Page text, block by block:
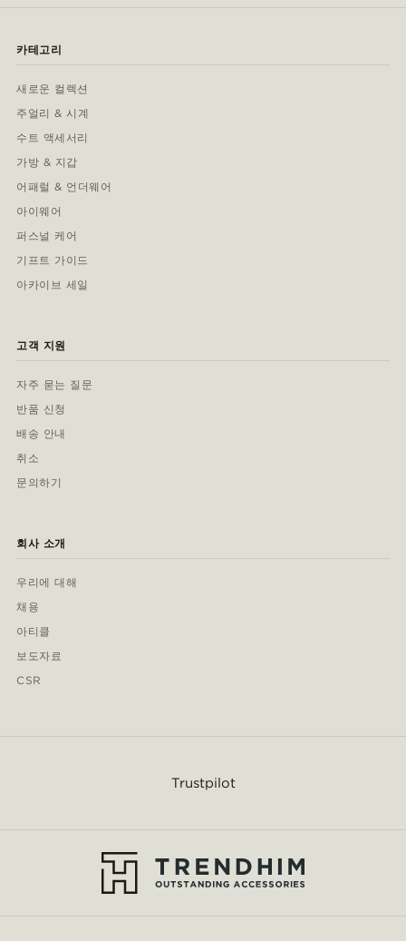
카테고리
새로운 컬렉션
주얼리 & 시계
수트 액세서리
가방 & 지갑
어패럴 & 언더웨어
아이웨어
퍼스널 케어
기프트 가이드
아카이브 세일
고객 지원
자주 묻는 질문
반품 신청
배송 안내
취소
문의하기
회사 소개
우리에 대해
채용
아티클
보도자료
CSR
Trustpilot